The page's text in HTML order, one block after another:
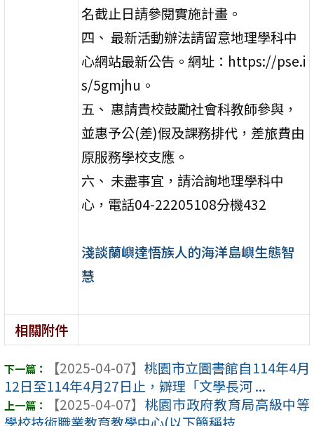
名截止日請參閱實施計畫。
四、 最新活動辦法請留意地理學科中
心網站最新公告。網址：https://pse.i
s/5gmjhu。
五、 惠請貴校鼓勵社會科教師參與，
並惠予公(差)假及課務排代，差旅費由
原服務學校支應。
六、 未盡事宜，請洽詢地理學科中
心，電話04-22205108分機432
淺談蘭嶼達悟族人的海洋島嶼生態智
慧
相關附件
【2025-04-07】 桃園市立圖書館自114年4月
12日至114年4月27日止，辧理「文學長河 ...
【2025-04-07】 桃園市政府教育局高級中等